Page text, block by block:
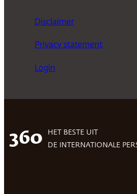
Disclaimer
Privacy statement
Login
360
HET BESTE UIT
DE INTERNATIONALE